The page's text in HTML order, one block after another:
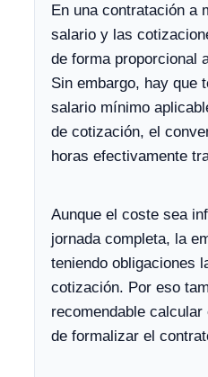
En una contratación a
salario y las
de forma proporcional
Sin embargo, hay que
salario mínimo
de cotización, el
horas efectivamente
Aunque el coste sea
jornada completa, la
teniendo obligaciones
cotización. Por eso
recomendable
de formalizar el